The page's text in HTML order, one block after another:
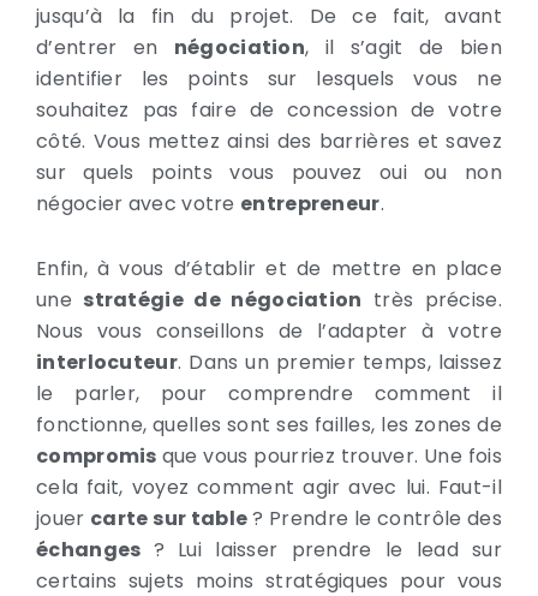
jusqu’à la fin du projet. De ce fait, avant
d’entrer en négociation, il s’agit de bien
identifier les points sur lesquels vous ne
souhaitez pas faire de concession de votre
côté. Vous mettez ainsi des barrières et savez
sur quels points vous pouvez oui ou non
négocier avec votre entrepreneur.
Enfin, à vous d’établir et de mettre en place
une stratégie de négociation très précise.
Nous vous conseillons de l’adapter à votre
interlocuteur. Dans un premier temps, laissez
le parler, pour comprendre comment il
fonctionne, quelles sont ses failles, les zones de
compromis que vous pourriez trouver. Une fois
cela fait, voyez comment agir avec lui. Faut-il
jouer carte sur table? Prendre le contrôle des
échanges ? Lui laisser prendre le lead sur
certains sujets moins stratégiques pour vous